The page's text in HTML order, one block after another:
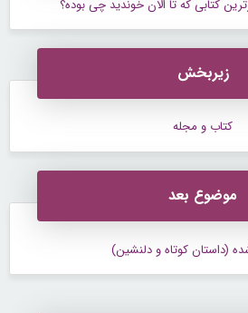
کتابی که تا الان خوندید چی بوده؟
زیربخش
کتاب و مجله
موضوع بعد
(داستان کوتاه و دلنشین)